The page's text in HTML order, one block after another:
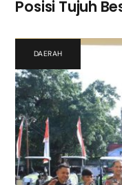
Posisi Tujuh
DAERAH